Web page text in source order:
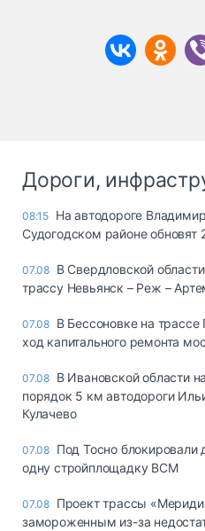
Дороги,
08:15 На автодороге
Судогодском районе обновят
07.08 В Свердловской
трассу Невьянск – Реж –
07.08 В Бессоновке на
ход капитального ремонта
07.08 В Ивановской области
порядок 5 км автодороги
Кулачево
07.08 Под Тосно блокировали
одну стройплощадку ВСМ
07.08 Проект трассы
замороженным из-за